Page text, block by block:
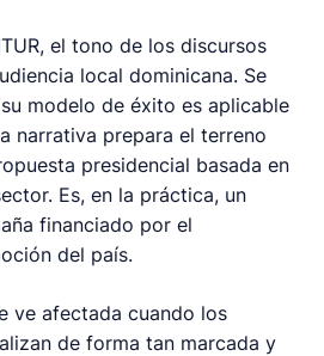
el tono de los discursos
local dominicana. Se
modelo de éxito es aplicable
narrativa prepara el terreno
presidencial basada en
Es, en la práctica, un
financiado por el
del país.
ve afectada cuando los
de forma tan marcada y